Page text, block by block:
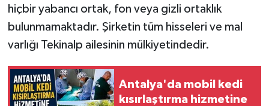
hiçbir yabancı ortak, fon veya gizli ortaklık
bulunmamaktadır. Şirketin tüm hisseleri ve mal
varlığı Tekinalp ailesinin mülkiyetindedir.
Antalya'da mobil kedi
kısırlaştırma hizmetine